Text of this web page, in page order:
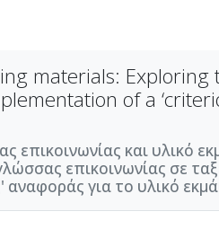
materials: Exploring
of a
και υλικό
επικοινωνίας σε
για το υλικό